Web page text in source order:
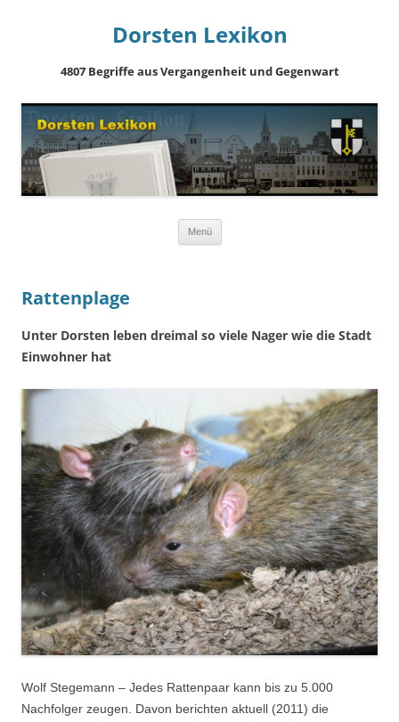
Dorsten Lexikon
4807 Begriffe aus Vergangenheit und Gegenwart
Menü
Rattenplage
Unter Dorsten leben dreimal so viele Nager wie die Stadt
Einwohner hat
Wolf Stegemann – Jedes Rattenpaar kann bis zu 5.000
Nachfolger zeugen. Davon berichten aktuell (2011) die